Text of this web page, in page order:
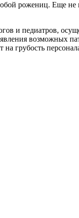
рожениц. Еще не
и педиатров,
возможных
грубость